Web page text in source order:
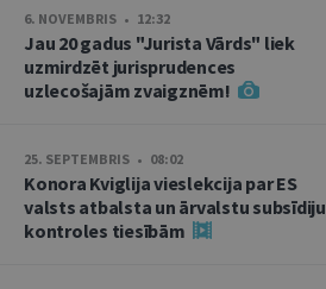
6. NOVEMBRIS • 12:32
Jau 20 gadus "Jurista Vārds" liek
uzmirdzēt jurisprudences
uzlecošajām zvaigznēm!
25. SEPTEMBRIS • 08:02
Konora Kviglija vieslekcija par ES
valsts atbalsta un ārvalstu subsīdiju
kontroles tiesībām